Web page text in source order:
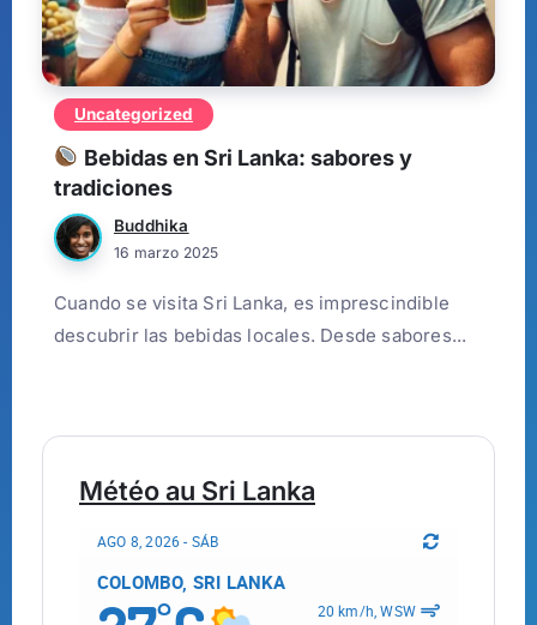
Uncategorized
Bebidas en Sri Lanka: sabores y
tradiciones
Buddhika
16 marzo 2025
Cuando se visita Sri Lanka, es imprescindible
descubrir las bebidas locales. Desde sabores...
Météo au Sri Lanka
AGO 8, 2026 - SÁB
COLOMBO, SRI LANKA
20 km/h, WSW